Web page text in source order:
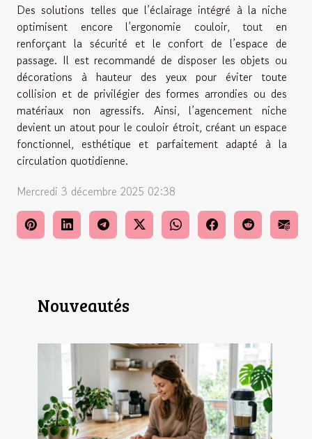
Des solutions telles que l’éclairage intégré à la niche
optimisent encore l’ergonomie couloir, tout en
renforçant la sécurité et le confort de l’espace de
passage. Il est recommandé de disposer les objets ou
décorations à hauteur des yeux pour éviter toute
collision et de privilégier des formes arrondies ou des
matériaux non agressifs. Ainsi, l’agencement niche
devient un atout pour le couloir étroit, créant un espace
fonctionnel, esthétique et parfaitement adapté à la
circulation quotidienne.
Mercredi 3 décembre 2025 02:38
Nouveautés